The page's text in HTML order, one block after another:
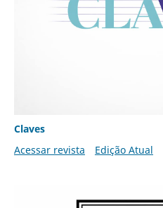
Claves
Acessar revista
Edição Atual